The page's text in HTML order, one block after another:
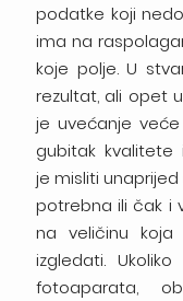
podatke koji
ima na
koje polje. U
rezultat, ali opet
je uvećanje veće
gubitak kvalitete
je misliti
potrebna ili čak i
na veličinu
izgledati.
fotoaparata,